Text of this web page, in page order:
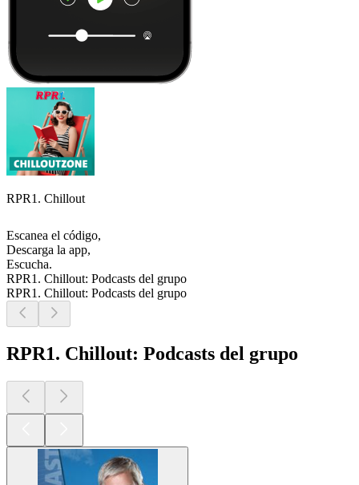
RPR1. Chillout
Escanea el código,
Descarga la app,
Escucha.
RPR1. Chillout: Podcasts del grupo
RPR1. Chillout: Podcasts del grupo
RPR1. Chillout: Podcasts del grupo